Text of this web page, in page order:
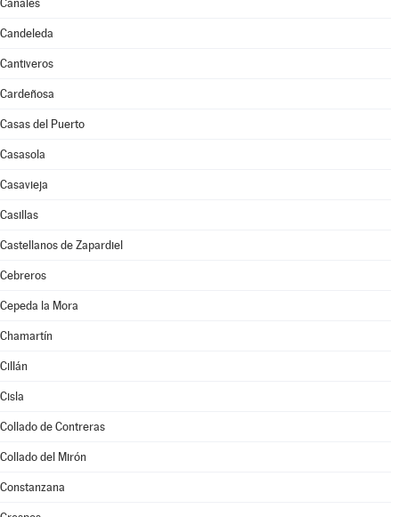
Canales
Candeleda
Cantiveros
Cardeñosa
Casas del Puerto
Casasola
Casavieja
Casillas
Castellanos de Zapardiel
Cebreros
Cepeda la Mora
Chamartín
Cillán
Cisla
Collado de Contreras
Collado del Mirón
Constanzana